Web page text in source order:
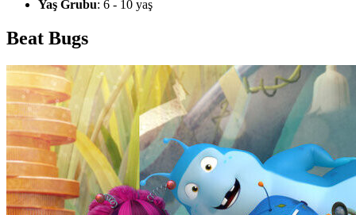
Yaş Grubu: 6 - 10 yaş
Beat Bugs